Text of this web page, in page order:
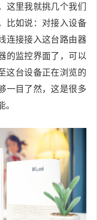
这里我就挑几个我们
比如说：对接入设备
连接接入这台路由器
的监控界面了，可以
这台设备正在浏览的
一目了然，这是很多